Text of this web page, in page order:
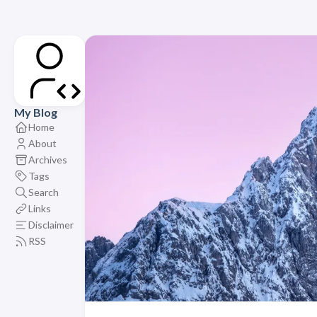
My Blog
Home
About
Archives
Tags
Search
Links
Disclaimer
RSS